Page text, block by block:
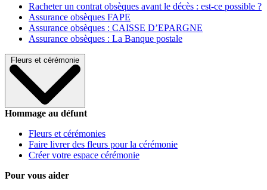
Racheter un contrat obsèques avant le décès : est-ce possible ?
Assurance obsèques FAPE
Assurance obsèques : CAISSE D’EPARGNE
Assurance obsèques : La Banque postale
Fleurs et cérémonie
Hommage au défunt
Fleurs et cérémonies
Faire livrer des fleurs pour la cérémonie
Créer votre espace cérémonie
Pour vous aider